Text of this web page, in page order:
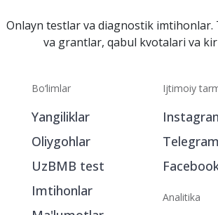
Onlayn testlar va diagnostik imtihonlar.
va grantlar, qabul kvotalari va
Bo‘limlar
Yangiliklar
Oliygohlar
UzBMB test
Imtihonlar
Ijtimoiy
Telegram
Analitika